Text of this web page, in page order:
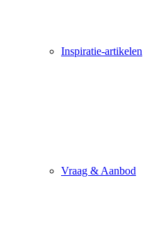
Inspiratie-artikelen
Vraag & Aanbod